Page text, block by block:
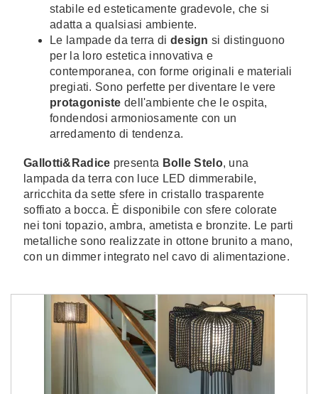
stabile ed esteticamente gradevole, che si
adatta a qualsiasi ambiente.
Le lampade da terra di design si distinguono
per la loro estetica innovativa e
contemporanea, con forme originali e materiali
pregiati. Sono perfette per diventare le vere
protagoniste dell'ambiente che le ospita,
fondendosi armoniosamente con un
arredamento di tendenza.
Gallotti&Radice presenta Bolle Stelo, una
lampada da terra con luce LED dimmerabile,
arricchita da sette sfere in cristallo trasparente
soffiato a bocca. È disponibile con sfere colorate
nei toni topazio, ambra, ametista e bronzite. Le parti
metalliche sono realizzate in ottone brunito a mano,
con un dimmer integrato nel cavo di alimentazione.